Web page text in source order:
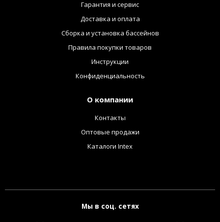
Гарантия и сервис
Доставка и оплата
Сборка и установка бассейнов
Правила покупки товаров
Инструкции
Конфиденциальность
О компании
Контакты
Оптовые продажи
Каталоги Intex
Мы в соц. сетях